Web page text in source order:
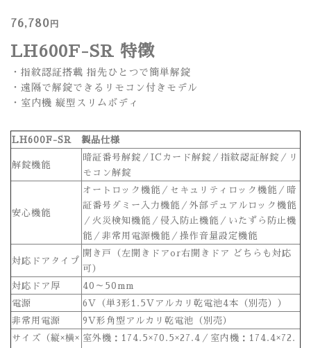
76,780 円
LH600F-SR 特徴
・指紋認証搭載 指先ひとつで簡単解錠
・遠隔で解錠できるリモコン付きモデル
・室内機 縦型スリムボディ
LH600F-SR 製品仕様
解錠機能
暗証番号解錠／ICカード解錠／指紋認証解錠／リ
モコン解錠
安心機能
オートロック機能／セキュリティロック機能／暗
証番号ダミー入力機能／外部デュアルロック機能
／火災検知機能／侵入防止機能／いたずら防止機
能／非常用電源機能／操作音量設定機能
対応ドアタイプ
開き戸（左開きドアor右開きドア どちらも対応
可）
対応ドア厚
40～50mm
電源
6V（単3形1.5Vアルカリ乾電池4本（別売））
非常用電源
9V形角型アルカリ乾電池（別売）
サイズ（縦×横× 室外機：174.5×70.5×27.4／室内機：174.4×72.